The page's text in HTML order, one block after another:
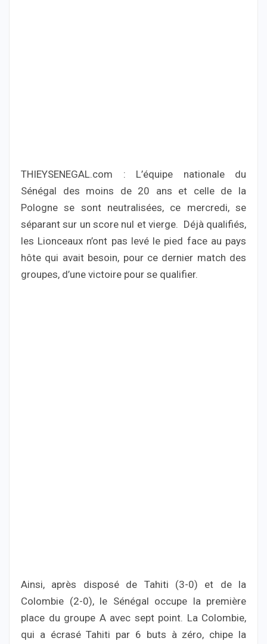
THIEYSENEGAL.com : L’équipe nationale du
Sénégal des moins de 20 ans et celle de la
Pologne se sont neutralisées, ce mercredi, se
séparant sur un score nul et vierge. Déjà qualifiés,
les Lionceaux n’ont pas levé le pied face au pays
hôte qui avait besoin, pour ce dernier match des
groupes, d’une victoire pour se qualifier.
Ainsi, après disposé de Tahiti (3-0) et de la
Colombie (2-0), le Sénégal occupe la première
place du groupe A avec sept point. La Colombie,
qui a écrasé Tahiti par 6 buts à zéro, chipe la